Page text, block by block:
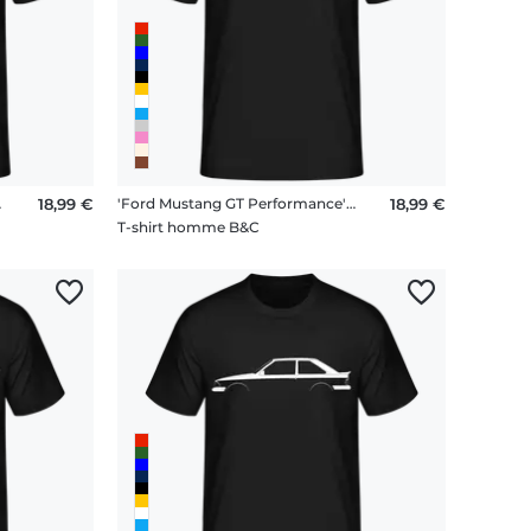
18,99 €
'Ford Mustang GT Performance' Silhouette
T-shirt homme B&C
18,99 €